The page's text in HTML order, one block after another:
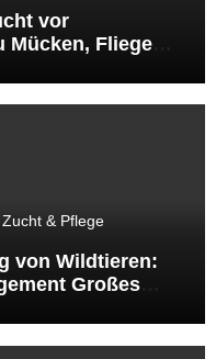
vor
Fliegen
Zucht & Pflege
von Wildtieren:
Großes